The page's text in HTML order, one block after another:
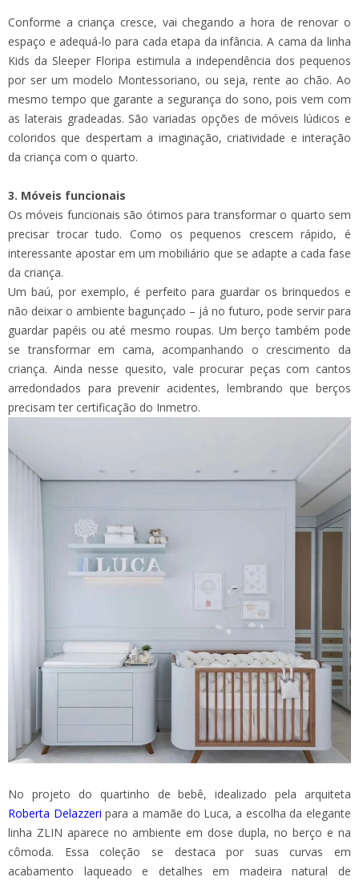
Conforme a criança cresce, vai chegando a hora de renovar o
espaço e adequá-lo para cada etapa da infância. A cama da linha
Kids da Sleeper Floripa estimula a independência dos pequenos
por ser um modelo Montessoriano, ou seja, rente ao chão. Ao
mesmo tempo que garante a segurança do sono, pois vem com
as laterais gradeadas. São variadas opções de móveis lúdicos e
coloridos que despertam a imaginação, criatividade e interação
da criança com o quarto.
3. Móveis funcionais
Os móveis funcionais são ótimos para transformar o quarto sem
precisar trocar tudo. Como os pequenos crescem rápido, é
interessante apostar em um mobiliário que se adapte a cada fase
da criança.
Um baú, por exemplo, é perfeito para guardar os brinquedos e
não deixar o ambiente bagunçado – já no futuro, pode servir para
guardar papéis ou até mesmo roupas. Um berço também pode
se transformar em cama, acompanhando o crescimento da
criança. Ainda nesse quesito, vale procurar peças com cantos
arredondados para prevenir acidentes, lembrando que berços
precisam ter certificação do Inmetro.
No projeto do quartinho de bebê, idealizado pela arquiteta
Roberta Delazzeri para a mamãe do Luca, a escolha da elegante
linha ZLIN aparece no ambiente em dose dupla, no berço e na
cômoda. Essa coleção se destaca por suas curvas em
acabamento laqueado e detalhes em madeira natural de